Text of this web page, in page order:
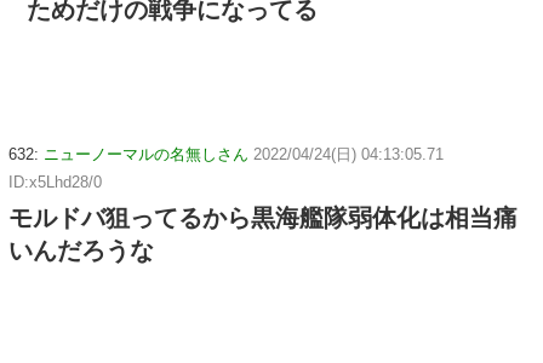
ためだけの戦争になってる
632: ニューノーマルの名無しさん 2022/04/24(日) 04:13:05.71
ID:x5Lhd28/0
モルドバ狙ってるから黒海艦隊弱体化は相当痛
いんだろうな